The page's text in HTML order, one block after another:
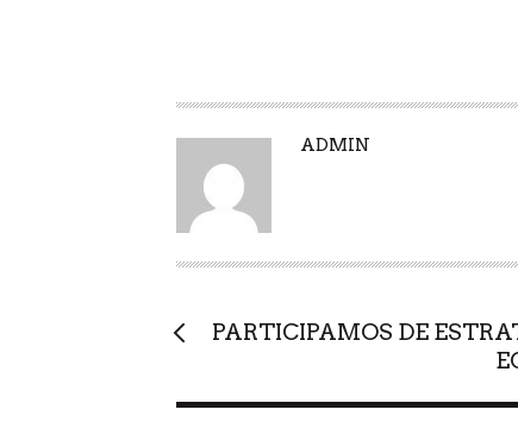
A
R
ADMIN
PARTICIPAMOS DE